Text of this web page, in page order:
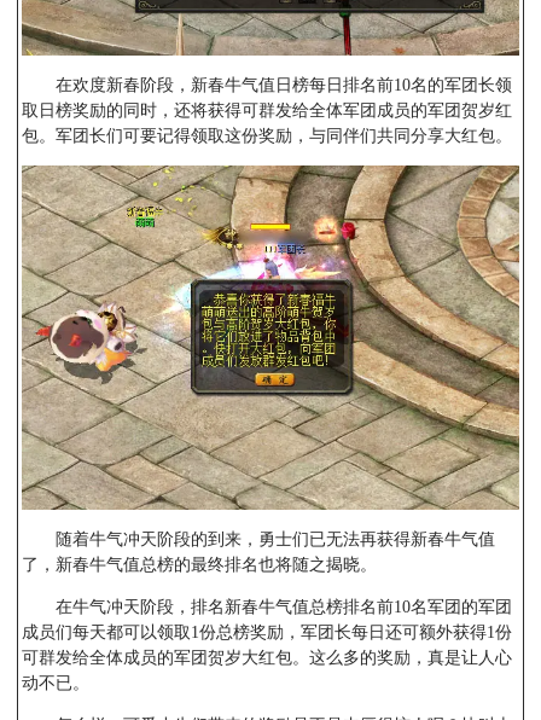
在欢度新春阶段，新春牛气值日榜每日排名前10名的军团长领
取日榜奖励的同时，还将获得可群发给全体军团成员的军团贺岁红
包。军团长们可要记得领取这份奖励，与同伴们共同分享大红包。
随着牛气冲天阶段的到来，勇士们已无法再获得新春牛气值
了，新春牛气值总榜的最终排名也将随之揭晓。
在牛气冲天阶段，排名新春牛气值总榜排名前10名军团的军团
成员们每天都可以领取1份总榜奖励，军团长每日还可额外获得1份
可群发给全体成员的军团贺岁大红包。这么多的奖励，真是让人心
动不已。